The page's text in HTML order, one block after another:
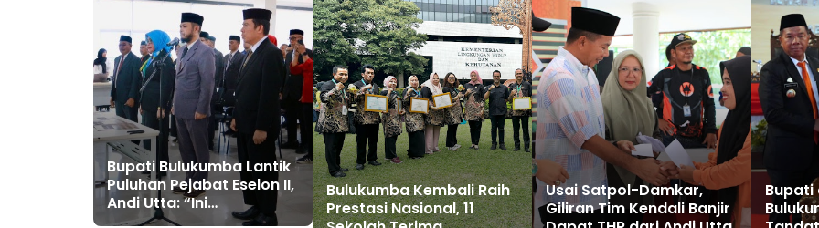
Bupati Bulukumba Lantik
Puluhan Pejabat Eselon II,
Andi Utta: “Ini
Penyegaran untuk
Bulukumba Kembali Raih
Prestasi Nasional, 11
Usai Satpol-Damkar,
Giliran Tim Kendali Banjir
Bupati